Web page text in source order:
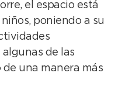
el espacio está
poniendo a su
de las
una manera más